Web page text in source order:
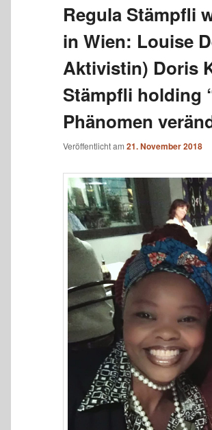
Regula Stämpfli
in Wien: Louise
Aktivistin) Doris
Stämpfli holding
Phänomen
Veröffentlicht am 21. November 2018